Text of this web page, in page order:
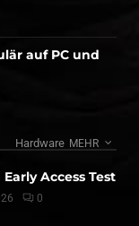
auf PC und
Hardware MEHR
Access Test
0